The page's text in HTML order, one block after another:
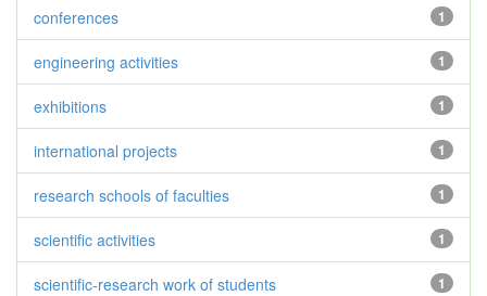
1
conferences
1
engineering activities
1
exhibitions
1
international projects
1
research schools of faculties
1
scientific activities
1
scientific-research work of students